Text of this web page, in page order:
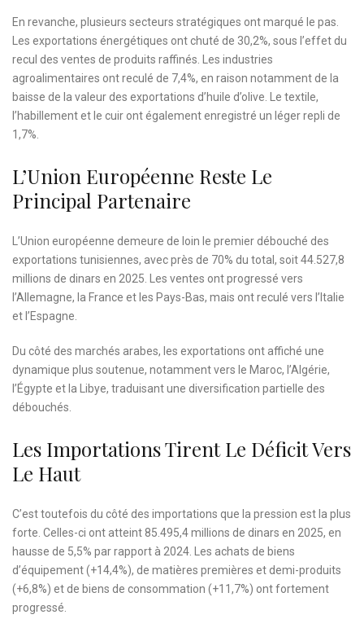
En revanche, plusieurs secteurs stratégiques ont marqué le pas.
Les exportations énergétiques ont chuté de 30,2%, sous l’effet du
recul des ventes de produits raffinés. Les industries
agroalimentaires ont reculé de 7,4%, en raison notamment de la
baisse de la valeur des exportations d’huile d’olive. Le textile,
l’habillement et le cuir ont également enregistré un léger repli de
1,7%.
L’Union Européenne Reste Le
Principal Partenaire
L’Union européenne demeure de loin le premier débouché des
exportations tunisiennes, avec près de 70% du total, soit 44.527,8
millions de dinars en 2025. Les ventes ont progressé vers
l’Allemagne, la France et les Pays-Bas, mais ont reculé vers l’Italie
et l’Espagne.
Du côté des marchés arabes, les exportations ont affiché une
dynamique plus soutenue, notamment vers le Maroc, l’Algérie,
l’Égypte et la Libye, traduisant une diversification partielle des
débouchés.
Les Importations Tirent Le Déficit Vers
Le Haut
C’est toutefois du côté des importations que la pression est la plus
forte. Celles-ci ont atteint 85.495,4 millions de dinars en 2025, en
hausse de 5,5% par rapport à 2024. Les achats de biens
d’équipement (+14,4%), de matières premières et demi-produits
(+6,8%) et de biens de consommation (+11,7%) ont fortement
progressé.